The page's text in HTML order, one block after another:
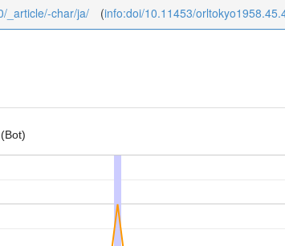
_article/-char/ja/ (info:doi/10.11453/